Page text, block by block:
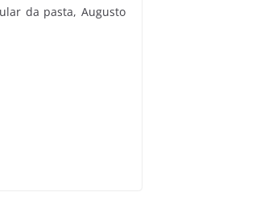
da pasta, Augusto